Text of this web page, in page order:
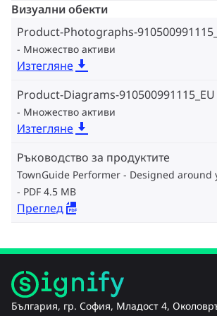
Визуални обекти
Product-Photographs-
Множество активи
Изтегляне
Product-Diagrams-910500991115_EU
Множество активи
Изтегляне
Ръководство за продуктите
TownGuide Performer - Designed around
PDF 4.5 MB
Преглед
България, гр. София, Младост 4,